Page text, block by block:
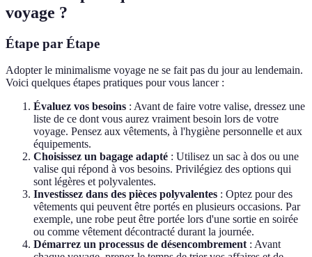
voyage ?
Étape par Étape
Adopter le minimalisme voyage ne se fait pas du jour au lendemain.
Voici quelques étapes pratiques pour vous lancer :
Évaluez vos besoins : Avant de faire votre valise, dressez une
liste de ce dont vous aurez vraiment besoin lors de votre
voyage. Pensez aux vêtements, à l'hygiène personnelle et aux
équipements.
Choisissez un bagage adapté : Utilisez un sac à dos ou une
valise qui répond à vos besoins. Privilégiez des options qui
sont légères et polyvalentes.
Investissez dans des pièces polyvalentes : Optez pour des
vêtements qui peuvent être portés en plusieurs occasions. Par
exemple, une robe peut être portée lors d'une sortie en soirée
ou comme vêtement décontracté durant la journée.
Démarrez un processus de désencombrement : Avant